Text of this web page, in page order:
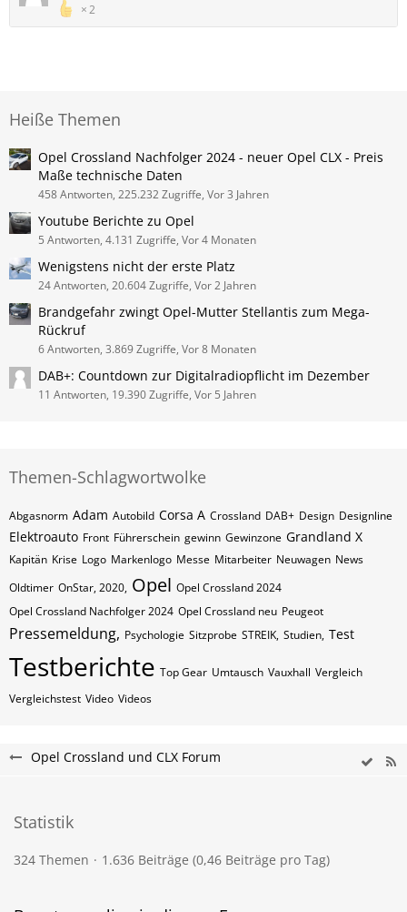
2
Heiße Themen
Opel Crossland Nachfolger 2024 - neuer Opel CLX - Preis
Maße technische Daten
458 Antworten, 225.232 Zugriffe, Vor 3 Jahren
Youtube Berichte zu Opel
5 Antworten, 4.131 Zugriffe, Vor 4 Monaten
Wenigstens nicht der erste Platz
24 Antworten, 20.604 Zugriffe, Vor 2 Jahren
Brandgefahr zwingt Opel-Mutter Stellantis zum Mega-
Rückruf
6 Antworten, 3.869 Zugriffe, Vor 8 Monaten
DAB+: Countdown zur Digitalradiopflicht im Dezember
11 Antworten, 19.390 Zugriffe, Vor 5 Jahren
Themen-Schlagwortwolke
Abgasnorm Adam Autobild Corsa A Crossland DAB+ Design Designline
Elektroauto Front Führerschein gewinn Gewinzone Grandland X
Kapitän Krise Logo Markenlogo Messe Mitarbeiter Neuwagen News
Oldtimer OnStar, 2020, Opel Opel Crossland 2024
Opel Crossland Nachfolger 2024 Opel Crossland neu Peugeot
Pressemeldung, Psychologie Sitzprobe STREIK, Studien, Test
Testberichte Top Gear Umtausch Vauxhall Vergleich
Vergleichstest Video Videos
Opel Crossland und CLX Forum
Statistik
324 Themen 1.636 Beiträge (0,46 Beiträge pro Tag)